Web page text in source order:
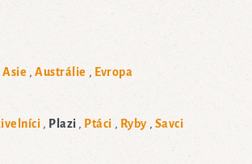
Asie Austrálie Evropa
Plazi Ptáci Ryby Savci